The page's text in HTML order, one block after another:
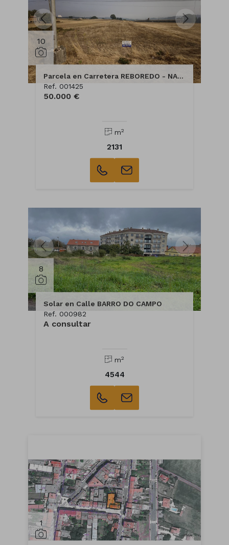
10
Parcela en Carretera REBOREDO - NACIONAL 640
Ref. 001425
50.000 €
m2
2131
8
Solar en Calle BARRO DO CAMPO
Ref. 000982
A consultar
m2
4544
1